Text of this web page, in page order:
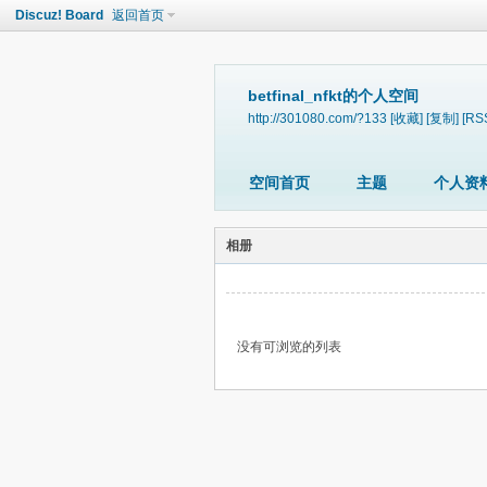
Discuz! Board 返回首页
betfinal_nfkt的个人空间
http://301080.com/?133 [收藏] [复制]
空间首页 主题 个人资
相册
没有可浏览的列表